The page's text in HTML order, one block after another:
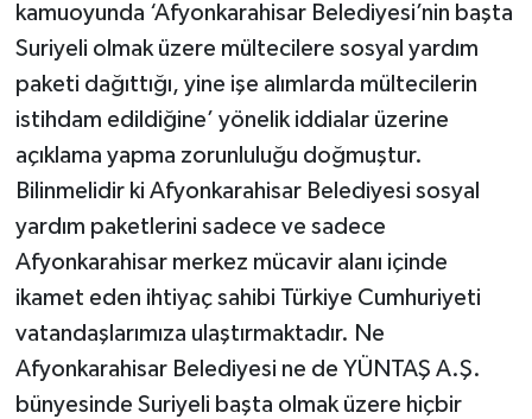
kamuoyunda ‘Afyonkarahisar Belediyesi’nin başta
Suriyeli olmak üzere mültecilere sosyal yardım
paketi dağıttığı, yine işe alımlarda mültecilerin
istihdam edildiğine’ yönelik iddialar üzerine
açıklama yapma zorunluluğu doğmuştur.
Bilinmelidir ki Afyonkarahisar Belediyesi sosyal
yardım paketlerini sadece ve sadece
Afyonkarahisar merkez mücavir alanı içinde
ikamet eden ihtiyaç sahibi Türkiye Cumhuriyeti
vatandaşlarımıza ulaştırmaktadır. Ne
Afyonkarahisar Belediyesi ne de YÜNTAŞ A.Ş.
bünyesinde Suriyeli başta olmak üzere hiçbir